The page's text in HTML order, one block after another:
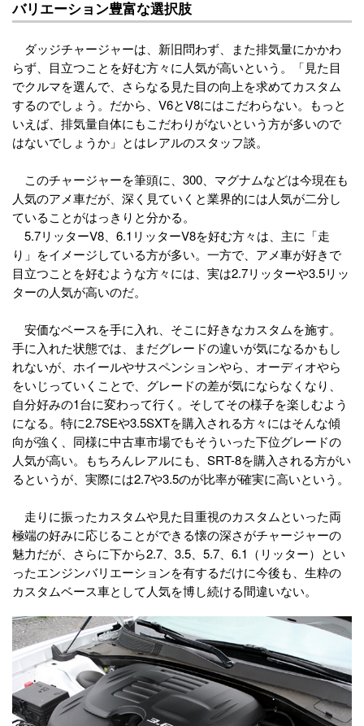
バリエーション豊富な選択肢
ダッジチャージャーは、新旧問わず、また排気量にかかわ
らず、目立つことを好む方々に人気が高いという。「見た目
でクルマを選んで、さらなる見た目の向上を求めてカスタム
するのでしょう。だから、V6とV8にはこだわらない。もっと
いえば、排気量自体にもこだわりがないという方が多いので
はないでしょうか」とはレアルのスタッフ談。
このチャージャーを筆頭に、300、マグナムなどは今現在も
人気のアメ車だが、深く見ていくと業界的には人気が二分し
ていることがはっきりと分かる。
5.7リッターV8、6.1リッターV8を好む方々は、主に「走
り」をイメージしている方が多い。一方で、アメ車が好きで
目立つことを好むような方々には、実は2.7リッターや3.5リッ
ターの人気が高いのだ。
安価なベースを手に入れ、そこに好きなカスタムを施す。
手に入れた状態では、まだグレードの違いが気になるかもし
れないが、ホイールやサスペンションやら、オーディオやら
をいじっていくことで、グレードの差が気にならなくなり、
自分好みの1台に変わって行く。そしてその様子を楽しむよう
になる。特に2.7SEや3.5SXTを購入される方々にはそんな傾
向が強く、同様に中古車市場でもそういった下位グレードの
人気が高い。もちろんレアルにも、SRT-8を購入される方がい
るというが、実際には2.7や3.5のが比率が確実に高いという。
走りに振ったカスタムや見た目重視のカスタムといった両
極端の好みに応じることができる懐の深さがチャージャーの
魅力だが、さらに下から2.7、3.5、5.7、6.1（リッター）とい
ったエンジンバリエーションを有するだけに今後も、生粋の
カスタムベース車として人気を博し続ける間違いない。